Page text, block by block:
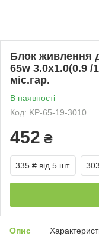
Блок живлення
65w 3.0x1.0(0.9 /
міс.гар.
В наявності
Код: KP-65-19-3010
452 ₴
335 ₴ від 5 шт.
Опис